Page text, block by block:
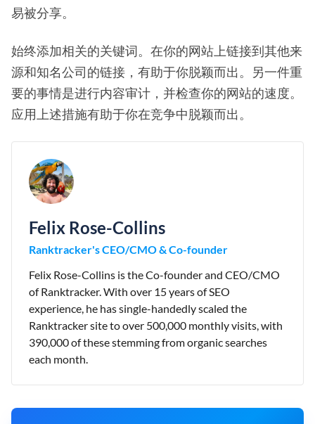
易被分享。
始终添加相关的关键词。在你的网站上链接到其他来
源和知名公司的链接，有助于你脱颖而出。另一件重
要的事情是进行内容审计，并检查你的网站的速度。
应用上述措施有助于你在竞争中脱颖而出。
Felix Rose-Collins
Ranktracker's CEO/CMO & Co-founder
Felix Rose-Collins is the Co-founder and CEO/CMO
of Ranktracker. With over 15 years of SEO
experience, he has single-handedly scaled the
Ranktracker site to over 500,000 monthly visits, with
390,000 of these stemming from organic searches
each month.